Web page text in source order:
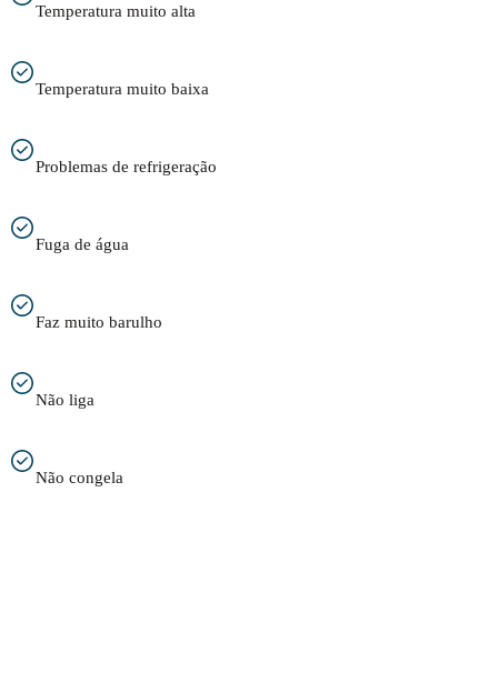
Temperatura muito alta
Temperatura muito baixa
Problemas de refrigeração
Fuga de água
Faz muito barulho
Não liga
Não congela